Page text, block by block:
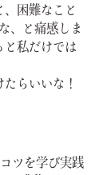
困難なこと
、と痛感しま
と私だけでは
らいいな！
ツを学び実践